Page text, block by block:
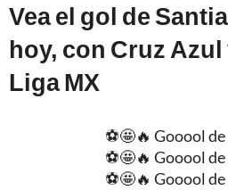
Vea el gol de
hoy, con Cruz
Liga MX
⚽🤩🔥 Gooool
⚽🤩🔥 Gooool
⚽🤩🔥 Gooool